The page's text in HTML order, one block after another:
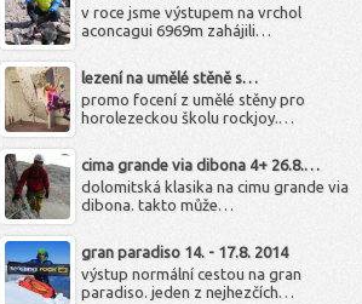
v roce jsme výstupem na vrchol
aconcagui 6969m zahájili…
lezení na umělé stěně s…
promo focení z umělé stěny pro
horolezeckou školu rockjoy.…
cima grande via dibona 4+ 26.8.…
dolomitská klasika na cimu grande via
dibona. takto může…
gran paradiso 14. - 17.8. 2014
výstup normální cestou na gran
paradiso. jeden z nejhezčích…